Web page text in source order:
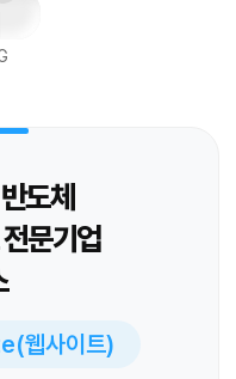
도체
문기업
웹사이트)